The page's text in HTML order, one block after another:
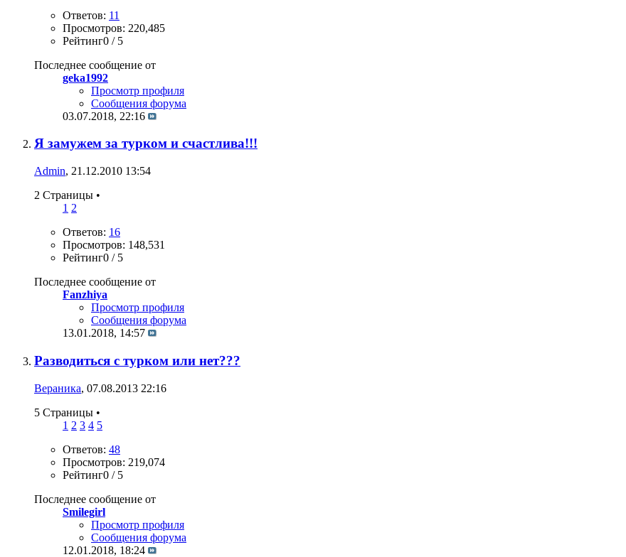
Ответов: 11
Просмотров: 220,485
Рейтинг0 / 5
Последнее сообщение от
geka1992
Просмотр профиля
Сообщения форума
03.07.2018, 22:16
Я замужем за турком и счастлива!!!
Admin, 21.12.2010 13:54
2 Страницы •
1 2
Ответов: 16
Просмотров: 148,531
Рейтинг0 / 5
Последнее сообщение от
Fanzhiya
Просмотр профиля
Сообщения форума
13.01.2018, 14:57
Разводиться с турком или нет???
Вераника, 07.08.2013 22:16
5 Страницы •
1 2 3 4 5
Ответов: 48
Просмотров: 219,074
Рейтинг0 / 5
Последнее сообщение от
Smilegirl
Просмотр профиля
Сообщения форума
12.01.2018, 18:24